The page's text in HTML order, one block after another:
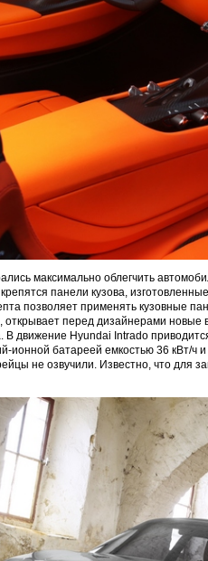
максимально облегчить
панели кузова,
позволяет применять кузовные
открывает перед дизайнерами новые
движение Hyundai Intrado
ионной батареей емкостью 36 кВт/ч
не озвучили. Известно, что для